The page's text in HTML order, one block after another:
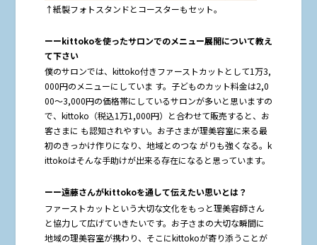
↑紙製フォトスタンドとコースターもセット。
ーーkittokoを使ったサロンでのメニュー展開について教え
て下さい
僕のサロンでは、kittoko付きファーストカットとして1万3,
000円のメニューにしていま す。子どものカット料金は2,0
00〜3,000円の価格帯にしているサロンが多いと思いますの
で、kittoko（税込1万1,000円）と合わせて販売すると、お
客さまに も認知されやすい。お子さまが理美容室に来る最
初のきっかけ作りになり、地域とのつな がりも強くなる。k
ittokoはそんな手助けが出来る存在になると思っています。
ーー遠藤さんがkittokoを通して伝えたい思いとは？
ファーストカットという大切な文化をもっと理美容師さん
と協力して広げていきたいです。お子さまの大切な瞬間に
地域の理美容室が携わり、そこにkittokoが寄り添うことが